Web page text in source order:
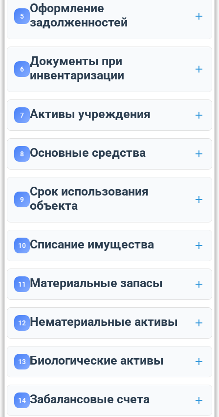
5
Оформление
задолженностей
6
Документы при
инвентаризации
7 Активы учреждения
8 Основные средства
9
Срок использования
объекта
10 Списание имущества
11 Материальные запасы
12 Нематериальные активы
13 Биологические активы
14 Забалансовые счета